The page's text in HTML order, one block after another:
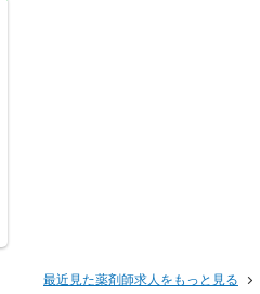
最近見た薬剤師求人をもっと見る